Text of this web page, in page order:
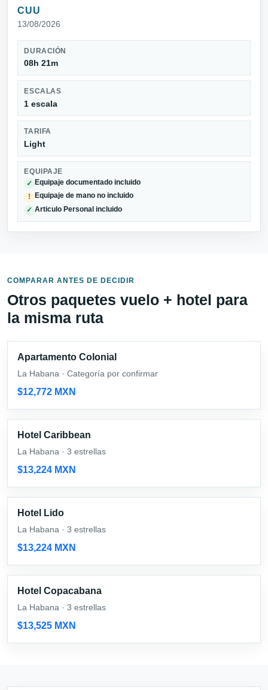
CUU
13/08/2026
DURACIÓN
08h 21m
ESCALAS
1 escala
TARIFA
Light
EQUIPAJE
✓ Equipaje documentado incluido
! Equipaje de mano no incluido
✓ Articulo Personal incluido
COMPARAR ANTES DE DECIDIR
Otros paquetes vuelo + hotel para
la misma ruta
Apartamento Colonial
La Habana · Categoría por confirmar
$12,772 MXN
Hotel Caribbean
La Habana · 3 estrellas
$13,224 MXN
Hotel Lido
La Habana · 3 estrellas
$13,224 MXN
Hotel Copacabana
La Habana · 3 estrellas
$13,525 MXN